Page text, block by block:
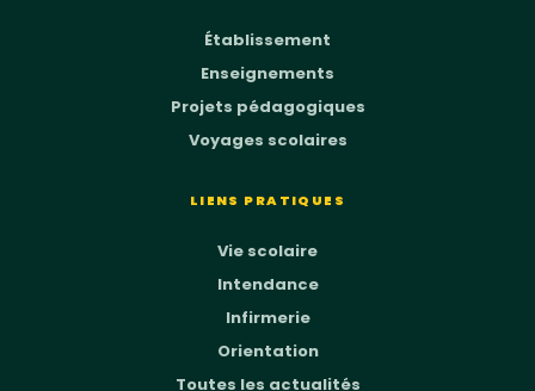
Établissement
Enseignements
Projets pédagogiques
Voyages scolaires
LIENS PRATIQUES
Vie scolaire
Intendance
Infirmerie
Orientation
Toutes les actualités